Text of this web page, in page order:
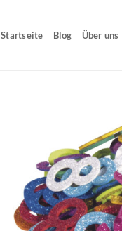
Startseite Blog Über uns